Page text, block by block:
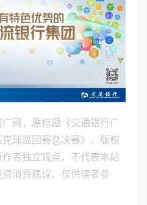
网，原标题《交通银行广
球巡回赛总决赛》，版权
者独立观点，不代表本站
消费建议，仅供读者参